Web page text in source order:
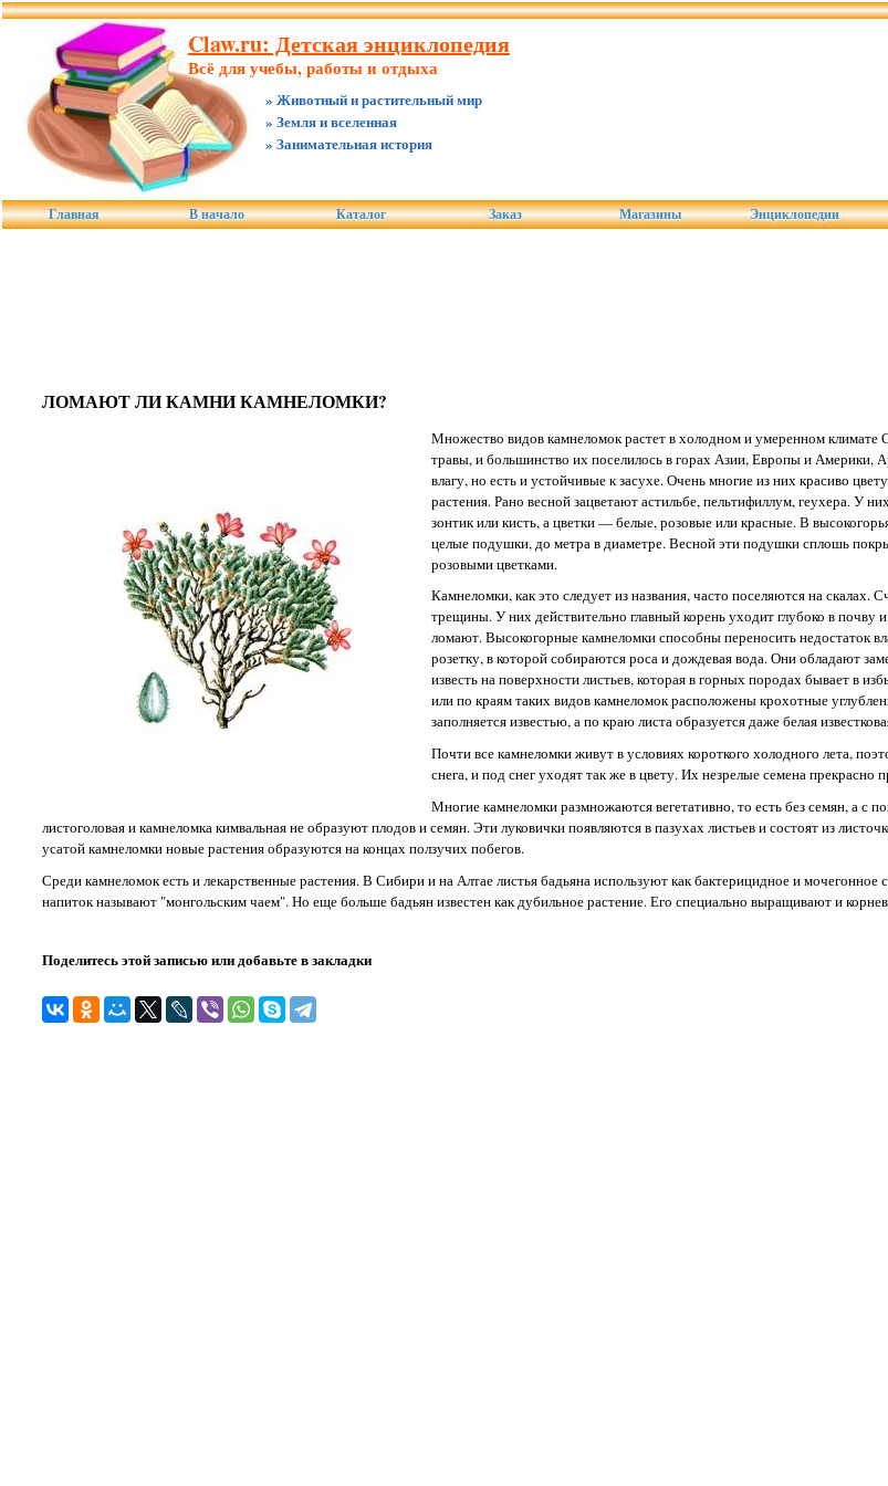
Claw.ru: Детская энциклопедия
Всё для учебы, работы и отдыха
» Животный и растительный мир
» Земля и вселенная
» Занимательная история
Главная В начало Каталог Заказ Магазины Энциклопедии
ЛОМАЮТ ЛИ КАМНИ КАМНЕЛОМКИ?
Множество видов камнеломок растет в холодном и умеренном
травы, и большинство их поселилось в горах Азии, Европы и Америки,
влагу, но есть и устойчивые к засухе. Очень многие из них красиво
растения. Рано весной зацветают астильбе, пельтифиллум, геухера. У
зонтик или кисть, а цветки — белые, розовые или красные. В
целые подушки, до метра в диаметре. Весной эти подушки сплошь
розовыми цветками.
Камнеломки, как это следует из названия, часто поселяются на скалах.
трещины. У них действительно главный корень уходит глубоко в почву
ломают. Высокогорные камнеломки способны переносить недостаток
розетку, в которой собираются роса и дождевая вода. Они обладают
известь на поверхности листьев, которая в горных породах бывает в
или по краям таких видов камнеломок расположены крохотные
заполняется известью, а по краю листа образуется даже белая
Почти все камнеломки живут в условиях короткого холодного лета,
снега, и под снег уходят так же в цвету. Их незрелые семена прекрасно
Многие камнеломки размножаются вегетативно, то есть без семян, а с
листоголовая и камнеломка кимвальная не образуют плодов и семян. Эти луковички появляются в пазухах листьев и состоят из
усатой камнеломки новые растения образуются на концах ползучих побегов.
Среди камнеломок есть и лекарственные растения. В Сибири и на Алтае листья бадьяна используют как бактерицидное и мочегонное
напиток называют "монгольским чаем". Но еще больше бадьян известен как дубильное растение. Его специально выращивают и
Поделитесь этой записью или добавьте в закладки